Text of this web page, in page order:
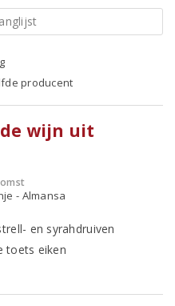
producent
wijn uit
- Almansa
en syrahdruiven
toets eiken